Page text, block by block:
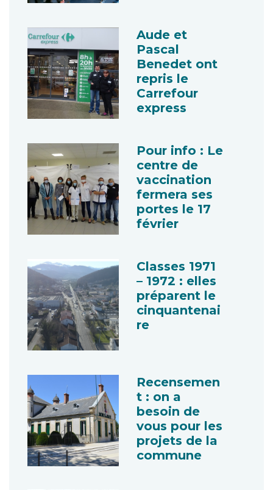
Aude et
Pascal
Benedet ont
repris le
Carrefour
express
Pour info : Le
centre de
vaccination
fermera ses
portes le 17
février
Classes 1971
– 1972 : elles
préparent le
cinquantenai
re
Recensemen
t : on a
besoin de
vous pour les
projets de la
commune